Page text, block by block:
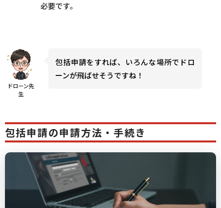
必要です。
ドローン先
生
包括申請をすれば、いろんな場所でドロ
ーンが飛ばせそうですね！
包括申請の申請方法・手続き